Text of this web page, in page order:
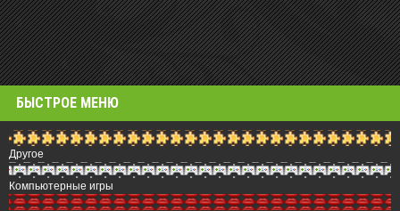
БЫСТРОЕ МЕНЮ
Другое
Компьютерные игры